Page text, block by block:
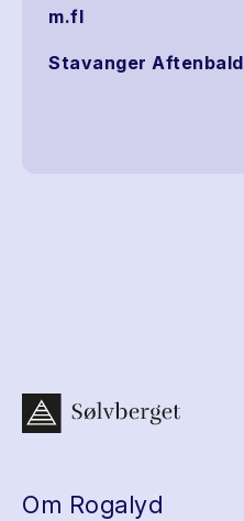
m.fl
Stavanger Aftenbald
Om Rogalyd